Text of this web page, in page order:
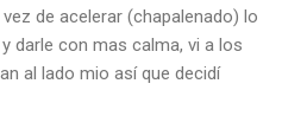
de acelerar (chapalenado) lo
darle con mas calma, vi a los
al lado mio así que decidí